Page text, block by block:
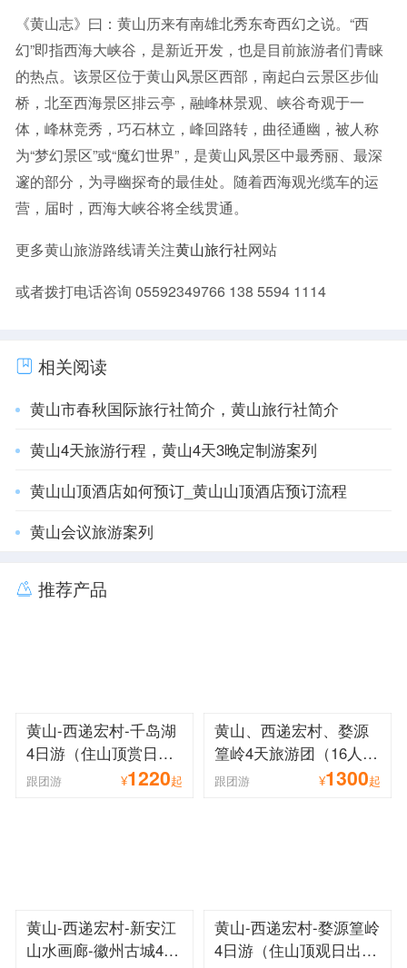
《黄山志》曰：黄山历来有南雄北秀东奇西幻之说。“西
幻”即指西海大峡谷，是新近开发，也是目前旅游者们青睐
的热点。该景区位于黄山风景区西部，南起白云景区步仙
桥，北至西海景区排云亭，融峰林景观、峡谷奇观于一
体，峰林竞秀，巧石林立，峰回路转，曲径通幽，被人称
为“梦幻景区”或“魔幻世界”，是黄山风景区中最秀丽、最深
邃的部分，为寻幽探奇的最佳处。随着西海观光缆车的运
营，届时，西海大峡谷将全线贯通。
更多黄山旅游路线请关注黄山旅行社网站
或者拨打电话咨询 05592349766 138 5594 1114
相关阅读
黄山市春秋国际旅行社简介，黄山旅行社简介
黄山4天旅游行程，黄山4天3晚定制游案列
黄山山顶酒店如何预订_黄山山顶酒店预订流程
黄山会议旅游案列
推荐产品
黄山-西递宏村-千岛湖
4日游（住山顶赏日
出、逛徽州古村、登梅
跟团游 ¥1220起
黄山、西递宏村、婺源
篁岭4天旅游团（16人小
团、全景黄山路线、人
跟团游 ¥1300起
黄山-西递宏村-新安江
山水画廊-徽州古城4日
黄山-西递宏村-婺源篁岭
4日游（住山顶观日出、